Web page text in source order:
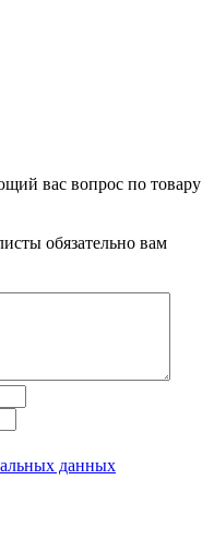
вас вопрос по товару
обязательно вам
данных